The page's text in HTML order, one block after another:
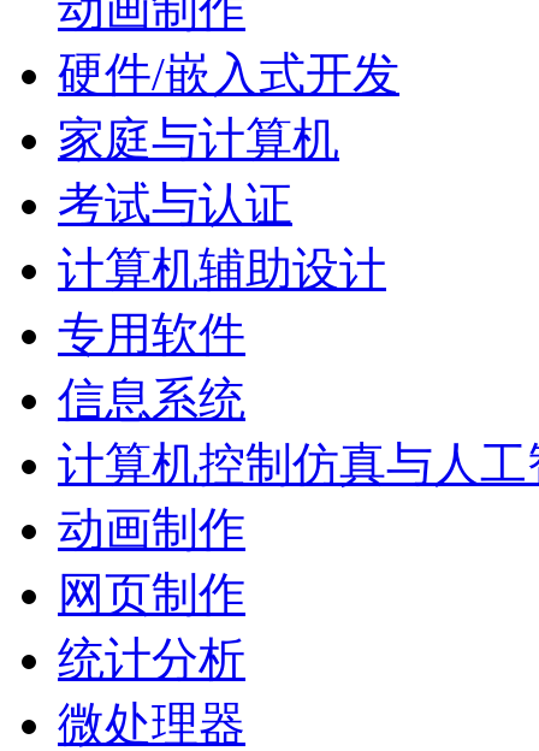
硬件/嵌入式开发
家庭与计算机
考试与认证
计算机辅助设计
专用软件
信息系统
计算机控制仿真与人工
动画制作
网页制作
统计分析
微处理器